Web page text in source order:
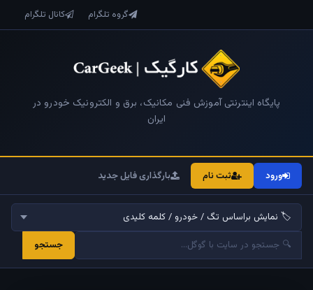
گروه تلگرام کانال تلگرام
پایگاه اینترنتی آموزش فنی مکانیک، برق و الکترونیک خودرو در
ایران
ورود ثبت نام بارگذاری فایل جدید
جستجو